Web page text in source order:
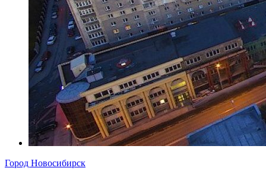
Город Новосибирск